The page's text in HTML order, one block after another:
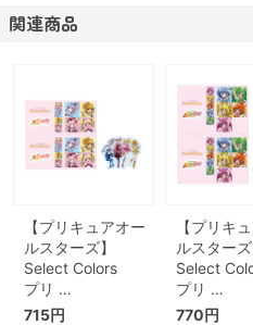
関連商品
【プリキュアオー
ルスターズ】
Select Colors
プリ …
715円
【プリキ
ルスターズ
Select
プリ …
770円